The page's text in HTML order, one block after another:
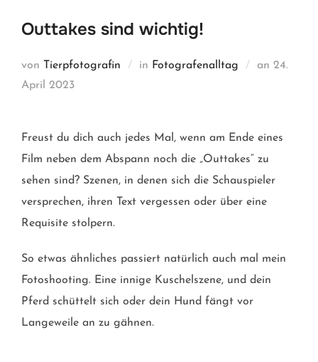
Outtakes sind wichtig!
von Tierpfotografin in Fotografenalltag an 24.
April 2023
Freust du dich auch jedes Mal, wenn am Ende eines
Film neben dem Abspann noch die „Outtakes“ zu
sehen sind? Szenen, in denen sich die Schauspieler
versprechen, ihren Text vergessen oder über eine
Requisite stolpern.
So etwas ähnliches passiert natürlich auch mal mein
Fotoshooting. Eine innige Kuschelszene, und dein
Pferd schüttelt sich oder dein Hund fängt vor
Langeweile an zu gähnen.